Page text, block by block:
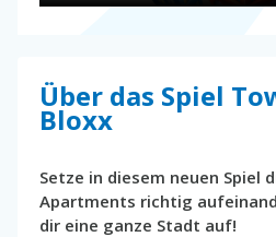
Über das Spiel
Bloxx
Setze in diesem neuen Spiel
Apartments richtig
dir eine ganze Stadt auf!